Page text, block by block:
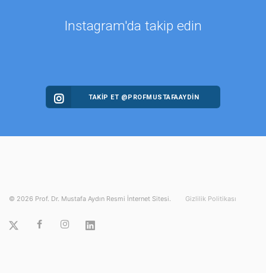
Instagram'da takip edin
TAKİP ET @PROFMUSTAFAAYDIN
© 2026 Prof. Dr. Mustafa Aydın Resmi İnternet Sitesi. Gizlilik Politikası